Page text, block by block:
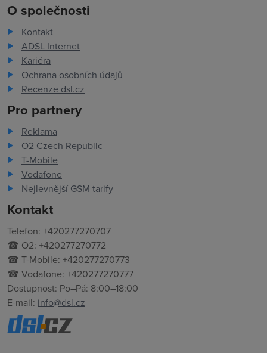
O společnosti
Kontakt
ADSL Internet
Kariéra
Ochrana osobních údajů
Recenze dsl.cz
Pro partnery
Reklama
O2 Czech Republic
T-Mobile
Vodafone
Nejlevnější GSM tarify
Kontakt
Telefon: +420277270707
☎ O2: +420277270772
☎ T-Mobile: +420277270773
☎ Vodafone: +420277270777
Dostupnost: Po–Pá: 8:00–18:00
E-mail: info@dsl.cz